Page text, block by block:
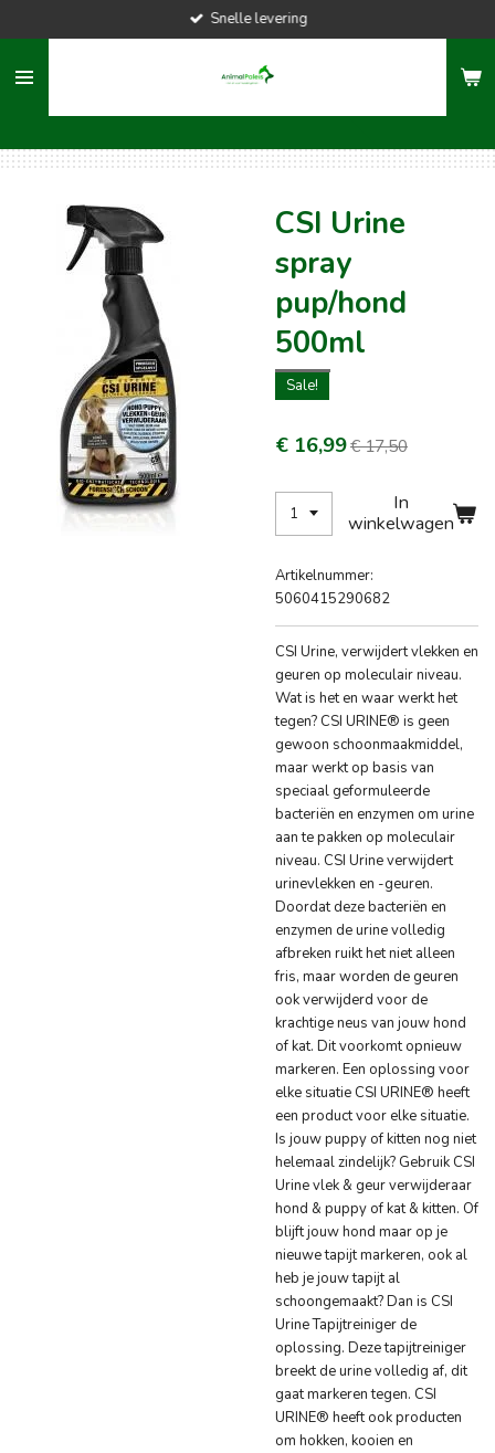
naar
hoofdinhoud
Snelle levering
CSI Urine
spray
pup/hond
500ml
Sale!
€ 16,99€ 17,50
In
winkelwagen
Artikelnummer:
5060415290682
CSI Urine, verwijdert vlekken en
geuren op moleculair niveau.
Wat is het en waar werkt het
tegen? CSI URINE® is geen
gewoon schoonmaakmiddel,
maar werkt op basis van
speciaal geformuleerde
bacteriën en enzymen om urine
aan te pakken op moleculair
niveau. CSI Urine verwijdert
urinevlekken en -geuren.
Doordat deze bacteriën en
enzymen de urine volledig
afbreken ruikt het niet alleen
fris, maar worden de geuren
ook verwijderd voor de
krachtige neus van jouw hond
of kat. Dit voorkomt opnieuw
markeren. Een oplossing voor
elke situatie CSI URINE® heeft
een product voor elke situatie.
Is jouw puppy of kitten nog niet
helemaal zindelijk? Gebruik CSI
Urine vlek & geur verwijderaar
hond & puppy of kat & kitten. Of
blijft jouw hond maar op je
nieuwe tapijt markeren, ook al
heb je jouw tapijt al
schoongemaakt? Dan is CSI
Urine Tapijtreiniger de
oplossing. Deze tapijtreiniger
breekt de urine volledig af, dit
gaat markeren tegen. CSI
URINE® heeft ook producten
om hokken, kooien en